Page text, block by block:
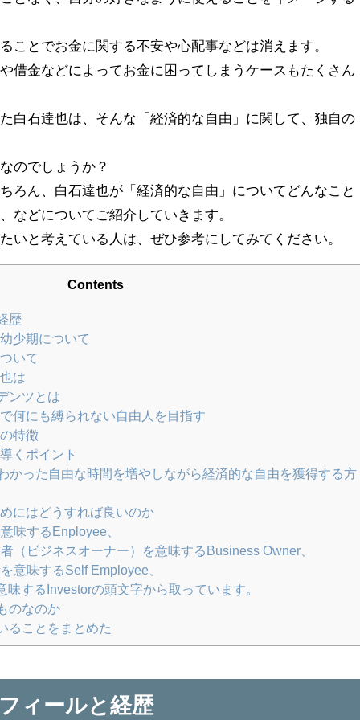
ことでお金に関する不安や心配事などは消えます。
借金などによってお金に困ってしまうケースもたくさん
白石達也は、そんな「経済的な自由」に関して、独自の
のでしょうか？
ろん、白石達也が「経済的な自由」についてどんなこと
などについてご紹介していきます。
いと考えている人は、ぜひ参考にしてみてください。
Contents
歴
少期について
いて
は
ンツとは
何にも縛られない自由人を目指す
特徴
くポイント
かった自由な時間を増やしながら経済的な自由を獲得する方
にはどうすれば良いのか
味するEnployee、
（ビジネスオーナー）を意味するBusiness Owner、
意味するSelf Employee、
するInvestorの頭文字から取っています。
のなのか
ることをまとめた
ィールと経歴